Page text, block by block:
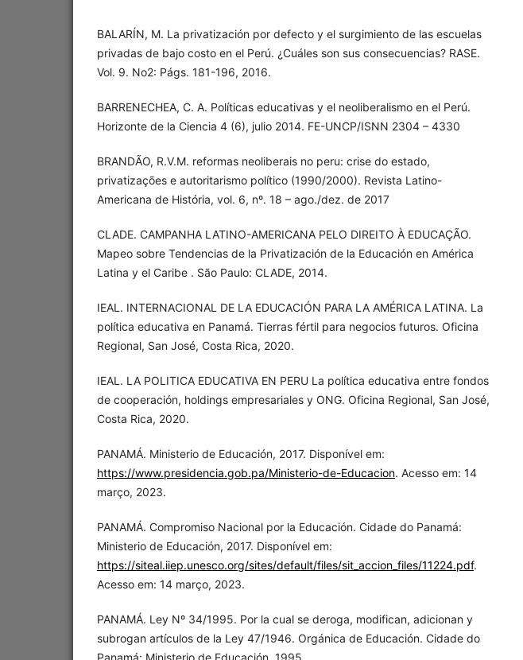
BALARÍN, M. La privatización por defecto y el surgimiento de las escuelas
privadas de bajo costo en el Perú. ¿Cuáles son sus consecuencias? RASE.
Vol. 9. No2: Págs. 181-196, 2016.
BARRENECHEA, C. A. Políticas educativas y el neoliberalismo en el Perú.
Horizonte de la Ciencia 4 (6), julio 2014. FE-UNCP/ISNN 2304 – 4330
BRANDÃO, R.V.M. reformas neoliberais no peru: crise do estado,
privatizações e autoritarismo político (1990/2000). Revista Latino-
Americana de História, vol. 6, nº. 18 – ago./dez. de 2017
CLADE. CAMPANHA LATINO-AMERICANA PELO DIREITO À EDUCAÇÃO.
Mapeo sobre Tendencias de la Privatización de la Educación en América
Latina y el Caribe . São Paulo: CLADE, 2014.
IEAL. INTERNACIONAL DE LA EDUCACIÓN PARA LA AMÉRICA LATINA. La
política educativa en Panamá. Tierras fértil para negocios futuros. Oficina
Regional, San José, Costa Rica, 2020.
IEAL. LA POLITICA EDUCATIVA EN PERU La política educativa entre fondos
de cooperación, holdings empresariales y ONG. Oficina Regional, San José,
Costa Rica, 2020.
PANAMÁ. Ministerio de Educación, 2017. Disponível em:
https://www.presidencia.gob.pa/Ministerio-de-Educacion. Acesso em: 14
março, 2023.
PANAMÁ. Compromiso Nacional por la Educación. Cidade do Panamá:
Ministerio de Educación, 2017. Disponível em:
https://siteal.iiep.unesco.org/sites/default/files/sit_accion_files/11224.pdf.
Acesso em: 14 março, 2023.
PANAMÁ. Ley Nº 34/1995. Por la cual se deroga, modifican, adicionan y
subrogan artículos de la Ley 47/1946. Orgánica de Educación. Cidade do
Panamá: Ministerio de Educación, 1995.